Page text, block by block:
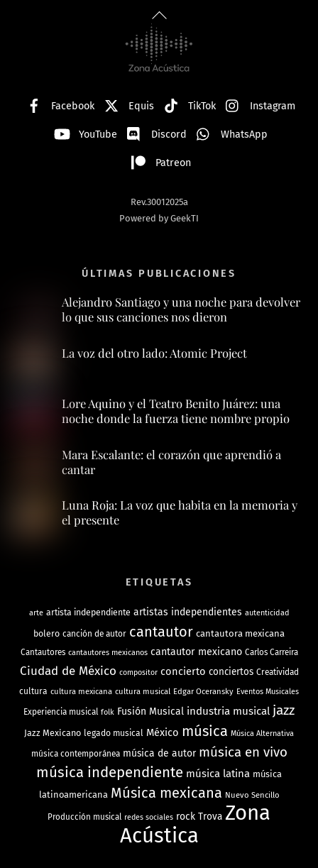
Back
To
Top
Facebook Equis TikTok Instagram
YouTube Discord WhatsApp
Patreon
Rev.30012025a
Powered by GeekTI
ÚLTIMAS PUBLICACIONES
Alejandro Santiago y una noche para devolver
lo que sus canciones nos dieron
La voz del otro lado: Atomic Project
Lore Aquino y el Teatro Benito Juárez: una
noche donde la fuerza tiene nombre propio
Mara Escalante: el corazón que aprendió a
cantar
Luna Roja: La voz que habita en la memoria y
el presente
ETIQUETAS
arte artista independiente artistas independientes autenticidad
bolero canción de autor cantautor cantautora mexicana
Cantautores cantautores mexicanos cantautor mexicano Carlos Carreira
Ciudad de México compositor concierto conciertos Creatividad
cultura cultura mexicana cultura musical Edgar Oceransky Eventos Musicales
Experiencia musical folk Fusión Musical industria musical jazz
Jazz Mexicano legado musical México música Música Alternativa
música contemporánea música de autor música en vivo
música independiente música latina música
latinoamericana Música mexicana Nuevo Sencillo
Producción musical redes sociales rock Trova Zona
Acústica